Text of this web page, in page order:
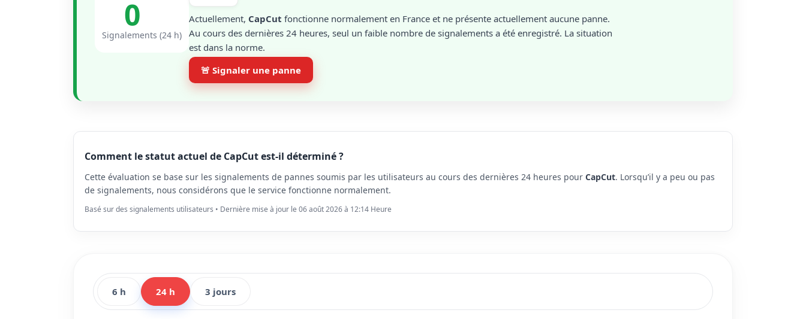
0
Signalements (24 h)
Actuellement, CapCut fonctionne normalement en France et ne présente actuellement aucune panne.
Au cours des dernières 24 heures, seul un faible nombre de signalements a été enregistré. La situation
est dans la norme.
🚨 Signaler une panne
Comment le statut actuel de CapCut est-il déterminé ?
Cette évaluation se base sur les signalements de pannes soumis par les utilisateurs au cours des dernières 24 heures pour CapCut. Lorsqu’il y a peu ou pas
de signalements, nous considérons que le service fonctionne normalement.
Basé sur des signalements utilisateurs • Dernière mise à jour le 06 août 2026 à 12:14 Heure
6 h 24 h 3 jours